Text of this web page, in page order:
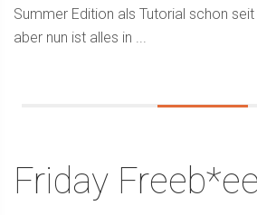
Summer Edition als Tutorial schon
aber nun ist alles in ...
Friday